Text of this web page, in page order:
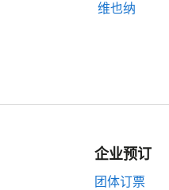
维也纳
企业预订
团体订票